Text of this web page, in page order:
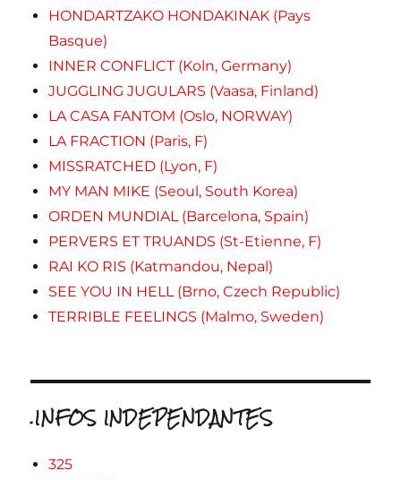
HONDARTZAKO HONDAKINAK (Pays
Basque)
INNER CONFLICT (Koln, Germany)
JUGGLING JUGULARS (Vaasa, Finland)
LA CASA FANTOM (Oslo, NORWAY)
LA FRACTION (Paris, F)
MISSRATCHED (Lyon, F)
MY MAN MIKE (Seoul, South Korea)
ORDEN MUNDIAL (Barcelona, Spain)
PERVERS ET TRUANDS (St-Etienne, F)
RAI KO RIS (Katmandou, Nepal)
SEE YOU IN HELL (Brno, Czech Republic)
TERRIBLE FEELINGS (Malmo, Sweden)
.INFOS INDEPENDANTES
325